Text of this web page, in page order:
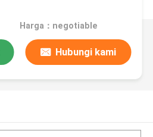
Harga：negotiable
Hubungi kami